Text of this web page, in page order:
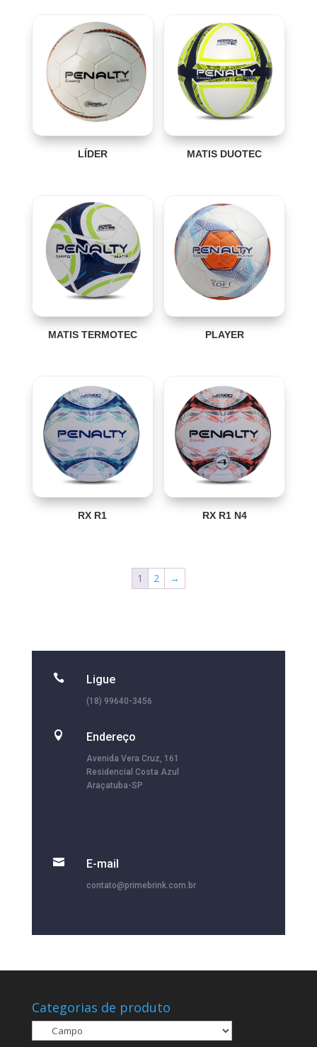
LÍDER MATIS DUOTEC
MATIS TERMOTEC PLAYER
RX R1 RX R1 N4
1 2 →
 Ligue
(18) 99640-3456
 Endereço
Avenida Vera Cruz, 161
Residencial Costa Azul
Araçatuba-SP
 E-mail
contato@primebrink.com.br
Categorias de produto